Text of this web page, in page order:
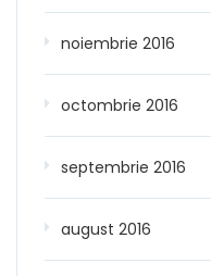
noiembrie 2016
octombrie 2016
septembrie 2016
august 2016